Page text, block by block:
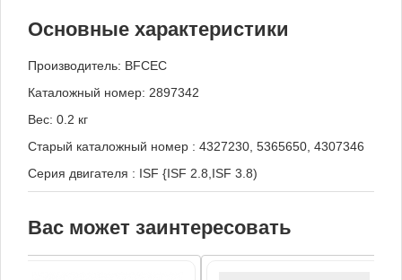
Основные характеристики
Производитель: BFCEC
Каталожный номер: 2897342
Вес: 0.2 кг
Старый каталожный номер : 4327230, 5365650, 4307346
Серия двигателя : ISF {ISF 2.8,ISF 3.8)
Вас может заинтересовать